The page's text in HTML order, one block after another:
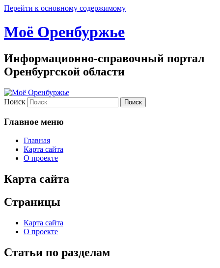
Перейти к основному содержимому
Моё Оренбуржье
Информационно-справочный портал
Оренбургской области
Поиск
Главное меню
Главная
Карта сайта
О проекте
Карта сайта
Страницы
Карта сайта
О проекте
Статьи по разделам